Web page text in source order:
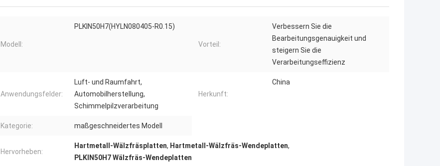
Modell:
PLKIN50H7(HYLN080405-R0.15)
Vorteil:
Verbessern Sie die
Bearbeitungsgenauigkeit und
steigern Sie die
Verarbeitungseffizienz
Anwendungsfelder:
Luft- und Raumfahrt,
Automobilherstellung,
Schimmelpilzverarbeitung
Herkunft:
China
Kategorie: maßgeschneidertes Modell
Hervorheben:
Hartmetall-Wälzfräsplatten, Hartmetall-Wälzfräs-Wendeplatten,
PLKIN50H7 Wälzfräs-Wendeplatten